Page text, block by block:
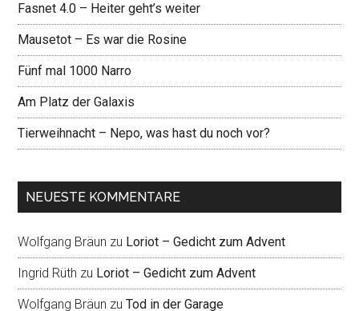
Fasnet 4.0 – Heiter geht’s weiter
Mausetot – Es war die Rosine
Fünf mal 1000 Narro
Am Platz der Galaxis
Tierweihnacht – Nepo, was hast du noch vor?
NEUESTE KOMMENTARE
Wolfgang Bräun zu Loriot – Gedicht zum Advent
Ingrid Rüth zu Loriot – Gedicht zum Advent
Wolfgang Bräun zuTod in der Garage